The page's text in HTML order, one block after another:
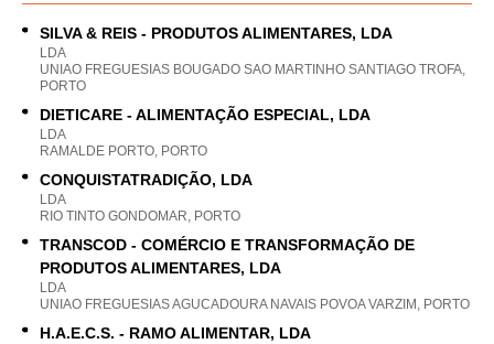
SILVA & REIS - PRODUTOS ALIMENTARES, LDA
LDA
UNIAO FREGUESIAS BOUGADO SAO MARTINHO SANTIAGO TROFA,
PORTO
DIETICARE - ALIMENTAÇÃO ESPECIAL, LDA
LDA
RAMALDE PORTO, PORTO
CONQUISTATRADIÇÃO, LDA
LDA
RIO TINTO GONDOMAR, PORTO
TRANSCOD - COMÉRCIO E TRANSFORMAÇÃO DE
PRODUTOS ALIMENTARES, LDA
LDA
UNIAO FREGUESIAS AGUCADOURA NAVAIS POVOA VARZIM, PORTO
H.A.E.C.S. - RAMO ALIMENTAR, LDA